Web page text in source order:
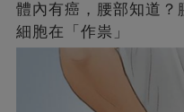
體內有癌，腰部知道？
細胞在「作祟」